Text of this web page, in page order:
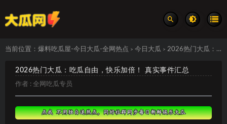
当前位置： 爆料吃瓜屋-今日大瓜-全网热点 > 今日大瓜 > 2026热门大瓜：吃瓜自由，快乐加倍！ 真实事件汇总
2026热门大瓜：吃瓜自由，快乐加倍！ 真实事件汇总
作者 : 全网吃瓜专员